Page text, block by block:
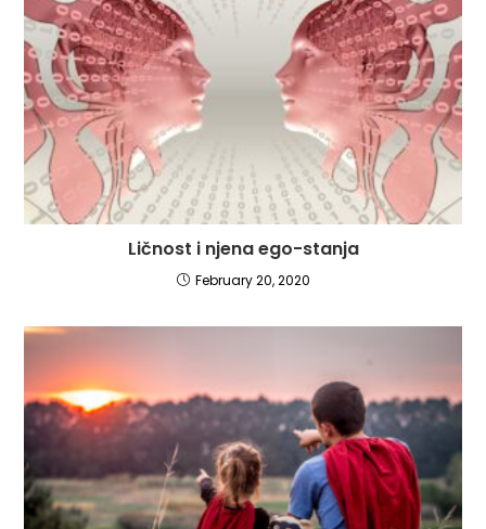
Ličnost i njena ego-stanja
February 20, 2020